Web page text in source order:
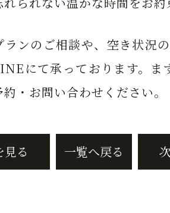
ランのご相談や、空き状況
にて承っております。
・お問い合わせください。
る 一覧へ戻る